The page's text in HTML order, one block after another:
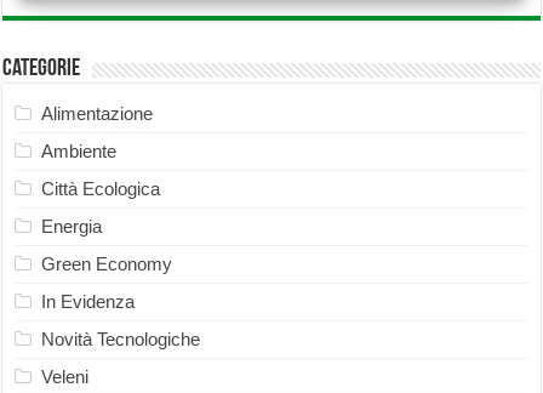
Categorie
Alimentazione
Ambiente
Città Ecologica
Energia
Green Economy
In Evidenza
Novità Tecnologiche
Veleni